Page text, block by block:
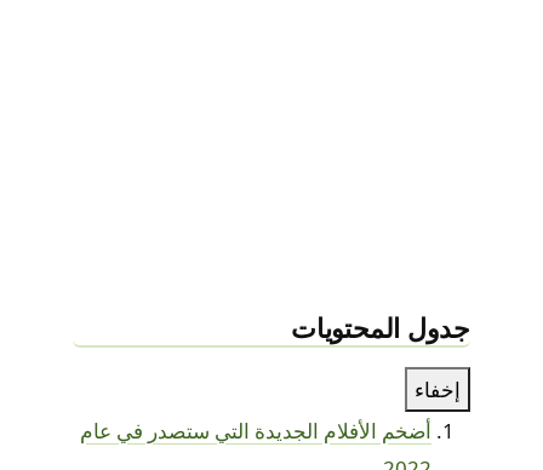
جدول المحتويات
إخفاء
أضخم الأفلام الجديدة التي ستصدر في عام